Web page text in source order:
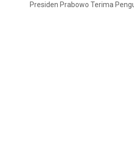
Presiden Prabowo Terima